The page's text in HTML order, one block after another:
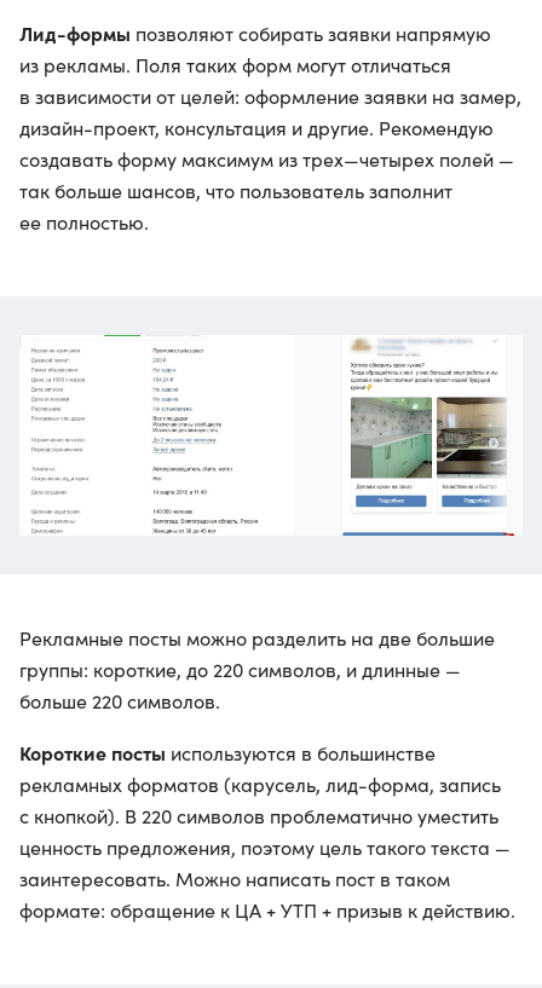
Лид-формы позволяют собирать заявки напрямую
из рекламы. Поля таких форм могут отличаться
в зависимости от целей: оформление заявки на замер,
дизайн-проект, консультация и другие. Рекомендую
создавать форму максимум из трех—четырех полей —
так больше шансов, что пользователь заполнит
ее полностью.
Рекламные посты можно разделить на две большие
группы: короткие, до 220 символов, и длинные —
больше 220 символов.
Короткие посты используются в большинстве
рекламных форматов (карусель, лид-форма, запись
с кнопкой). В 220 символов проблематично уместить
ценность предложения, поэтому цель такого текста —
заинтересовать. Можно написать пост в таком
формате: обращение к ЦА + УТП + призыв к действию.